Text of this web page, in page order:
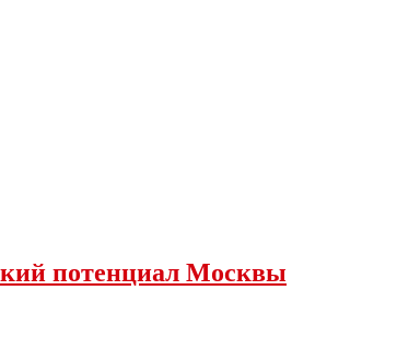
потенциал Москвы